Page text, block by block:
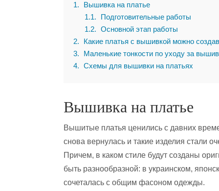
1
Вышивка на платье
1.1
Подготовительные работы
1.2
Основной этап работы
2
Какие платья с вышивкой можно
3
Маленькие тонкости по уходу за
4
Схемы для вышивки на платьях
Вышивка на платье
Вышитые платья ценились с давних
снова вернулась и такие изделия стали
Причем, в каком стиле будут созданы
быть разнообразной: в украинском,
сочеталась с общим фасоном одежды.